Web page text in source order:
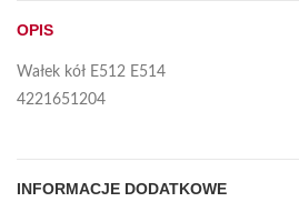
OPIS
Wałek kół E512 E514
4221651204
INFORMACJE DODATKOWE